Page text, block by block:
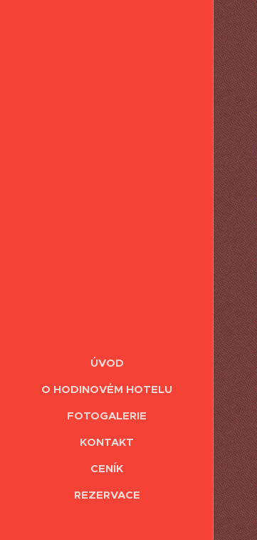
ÚVOD
O HODINOVÉM HOTELU
FOTOGALERIE
KONTAKT
CENÍK
REZERVACE